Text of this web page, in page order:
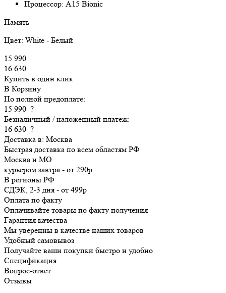
Процессор: A15 Bionic
Память
Цвет: White - Белый
15 990
16 630
Купить в один клик
В Корзину
По полной предоплате:
15 990 ?
Безналичный / наложенный платеж:
16 630 ?
Доставка в: Москва
Быстрая доставка по всем областям РФ
Москва и МО
курьером завтра - от 290р
В регионы РФ
СДЭК, 2-3 дня - от 499р
Оплата по факту
Оплачивайте товары по факту получения
Гарантия качества
Мы уверенны в качестве наших товаров
Удобный самовывоз
Получайте ваши покупки быстро и удобно
Спецификация
Вопрос-ответ
Отзывы